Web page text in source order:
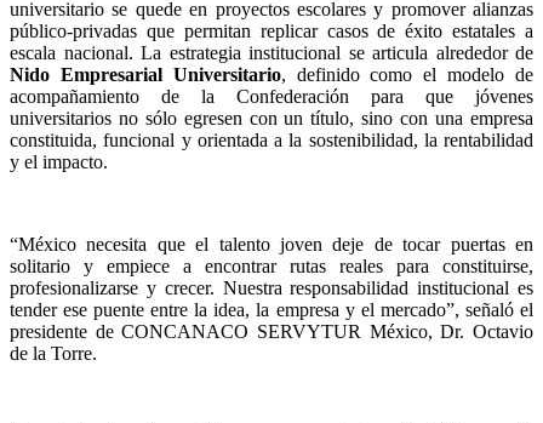
universitario se quede en proyectos escolares y promover alianzas
público-privadas que permitan replicar casos de éxito estatales a
escala nacional. La estrategia institucional se articula alrededor de
Nido Empresarial Universitario, definido como el modelo de
acompañamiento de la Confederación para que jóvenes
universitarios no sólo egresen con un título, sino con una empresa
constituida, funcional y orientada a la sostenibilidad, la rentabilidad
y el impacto.
“México necesita que el talento joven deje de tocar puertas en
solitario y empiece a encontrar rutas reales para constituirse,
profesionalizarse y crecer. Nuestra responsabilidad institucional es
tender ese puente entre la idea, la empresa y el mercado”, señaló el
presidente de CONCANACO SERVYTUR México, Dr. Octavio
de la Torre.